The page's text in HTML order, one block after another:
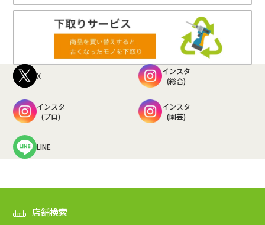
X
インスタ
(総合)
インスタ
(プロ)
インスタ
(園芸)
LINE
店舗検索